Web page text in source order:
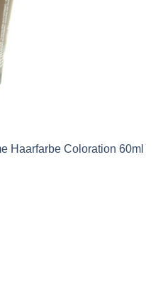
Haarfarbe Coloration 60ml